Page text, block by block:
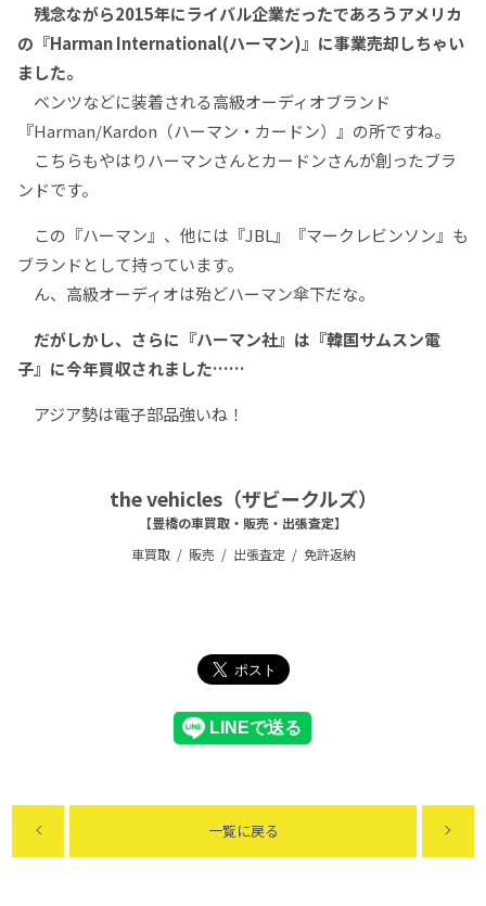
残念ながら2015年にライバル企業だったであろうアメリカ
の『Harman International(ハーマン)』に事業売却しちゃい
ました。
ベンツなどに装着される高級オーディオブランド
『Harman/Kardon（ハーマン・カードン）』の所ですね。
こちらもやはりハーマンさんとカードンさんが創ったブラ
ンドです。
この『ハーマン』、他には『JBL』『マークレビンソン』も
ブランドとして持っています。
ん、高級オーディオは殆どハーマン傘下だな。
だがしかし、さらに『ハーマン社』は『韓国サムスン電
子』に今年買収されました……
アジア勢は電子部品強いね！
the vehicles（ザビークルズ）
【豊橋の車買取・販売・出張査定】
車買取
販売 出張査定 免許返納
一覧に戻る